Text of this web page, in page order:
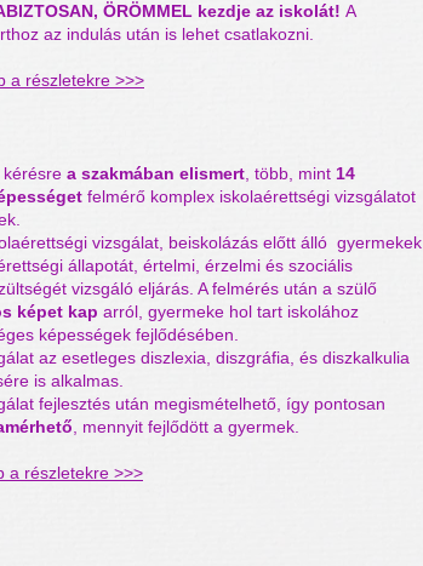
ÖRÖMMEL kezdje az iskolát! A
az indulás után is lehet csatlakozni.
a részletekre >>>
kérésre a szakmában elismert , több, mint 14
felmérő komplex iskolaérettségi vizsgálatot
vizsgálat, beiskolázás előtt álló gyermekek
állapotát, értelmi, érzelmi és szociális
vizsgáló eljárás. A felmérés után a szülő
képet kap arról, gyermeke hol tart iskolához
képességek fejlődésében.
az esetleges diszlexia, diszgráfia, és diszkalkulia
is alkalmas.
fejlesztés után megismételhető, így pontosan
, mennyit fejlődött a gyermek.
a részletekre >>>